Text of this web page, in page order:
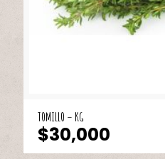
TOMILLO – KG
$30,000